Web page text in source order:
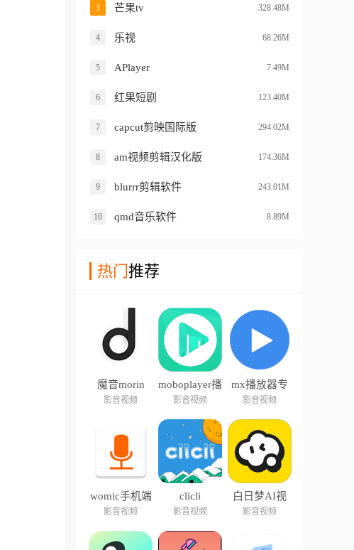
3 芒果tv 328.48M
4 乐视 68.26M
5 APlayer 7.49M
6 红果短剧 123.40M
7 capcut剪映国际版 294.02M
8 am视频剪辑汉化版 174.36M
9 blurrr剪辑软件 243.01M
10 qmd音乐软件 8.89M
热门推荐
魔音morin
影音视频
moboplayer播
放器
影音视频
mx播放器专
业版
影音视频
womic手机端
中文版
影音视频
clicli
影音视频
白日梦AI视
频创作
影音视频